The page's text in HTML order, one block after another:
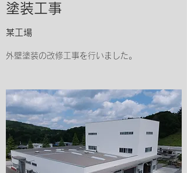
​​塗装工事
​某工場
​外壁塗装の改修工事を行いました。​